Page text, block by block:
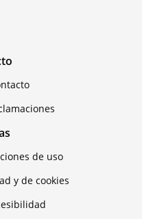
de uso
y de cookies